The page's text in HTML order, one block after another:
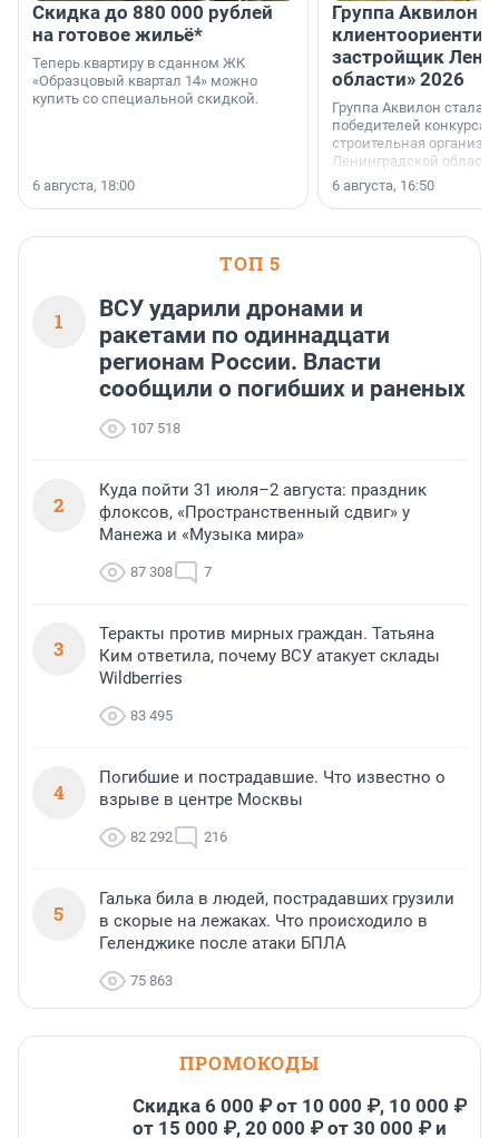
Скидка до 880 000 рублей
на готовое жильё*
Теперь квартиру в сданном ЖК
«Образцовый квартал 14» можно
купить со специальной скидкой.
6 августа, 18:00
Группа Аквилон
застройщик
области» 2026
Группа Аквилон стала
победителей конкурса
строительная
Ленинградской области
номинации «Самый
застройщик
области».
6 августа, 16:50
ТОП 5
1
ВСУ ударили дронами и
ракетами по одиннадцати
регионам России. Власти
сообщили о погибших и раненых
107 518
2
Куда пойти 31 июля–2 августа: праздник
флоксов, «Пространственный сдвиг» у
Манежа и «Музыка мира»
87 308 7
3
Теракты против мирных граждан. Татьяна
Ким ответила, почему ВСУ атакует склады
Wildberries
83 495
4
Погибшие и пострадавшие. Что известно о
взрыве в центре Москвы
82 292 216
5
Галька била в людей, пострадавших грузили
в скорые на лежаках. Что происходило в
Геленджике после атаки БПЛА
75 863
ПРОМОКОДЫ
Скидка 6 000 ₽ от 10 000 ₽, 10 000 ₽
от 15 000 ₽, 20 000 ₽ от 30 000 ₽ и